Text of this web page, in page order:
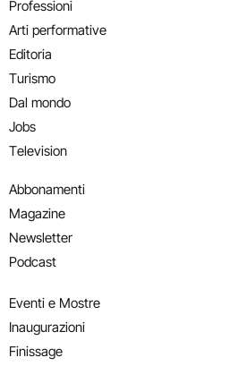
Professioni
Arti performative
Editoria
Turismo
Dal mondo
Jobs
Television
Abbonamenti
Magazine
Newsletter
Podcast
Eventi e Mostre
Inaugurazioni
Finissage